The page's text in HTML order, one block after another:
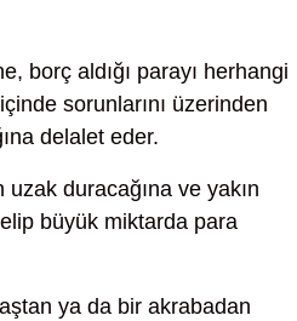
borç aldığı parayı herhangi
sorunlarını üzerinden
delalet eder.
duracağına ve yakın
büyük miktarda para
ya da bir akrabadan